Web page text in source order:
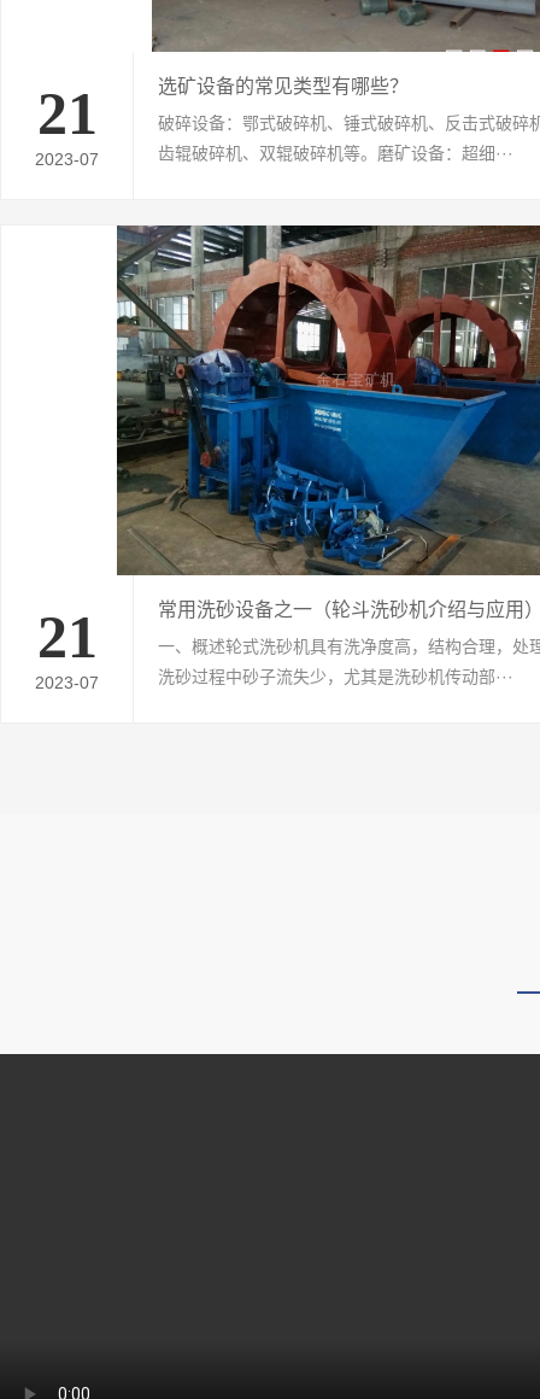
21
2023-07
选矿设备的常见类型有哪些？
破碎设备：鄂式破碎机、锤式破碎机、反击式破碎
齿辊破碎机、双辊破碎机等。磨矿设备：超细···
21
2023-07
常用洗砂设备之一（轮斗洗砂机介绍与应用
一、概述轮式洗砂机具有洗净度高，结构合理，处
洗砂过程中砂子流失少，尤其是洗砂机传动部···